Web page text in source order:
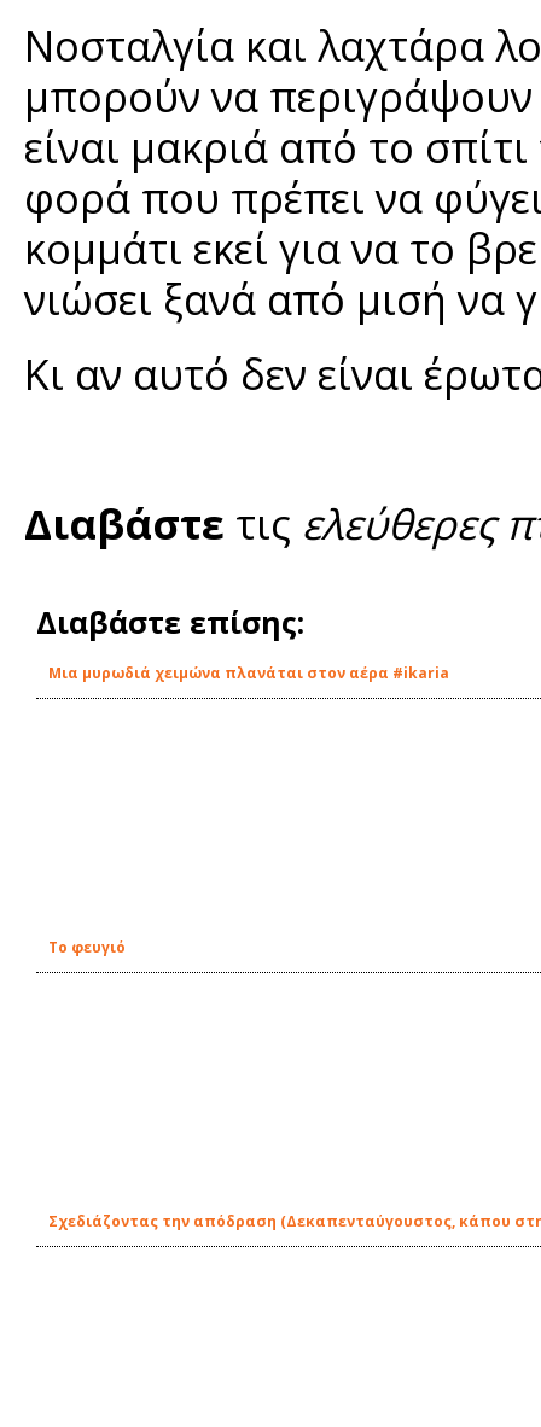
Νοσταλγία και λαχτάρα
μπορούν να
είναι μακριά από το
φορά που πρέπει να
κομμάτι εκεί για να το
νιώσει ξανά από μισή να
Κι αν αυτό δεν είναι
Διαβάστε τις ελεύθερες
Διαβάστε επίσης:
Μια μυρωδιά χειμώνα πλανάται στον αέρα #ikaria
Το φευγιό
Σχεδιάζοντας την απόδραση (Δεκαπενταύγουστος, κάπου